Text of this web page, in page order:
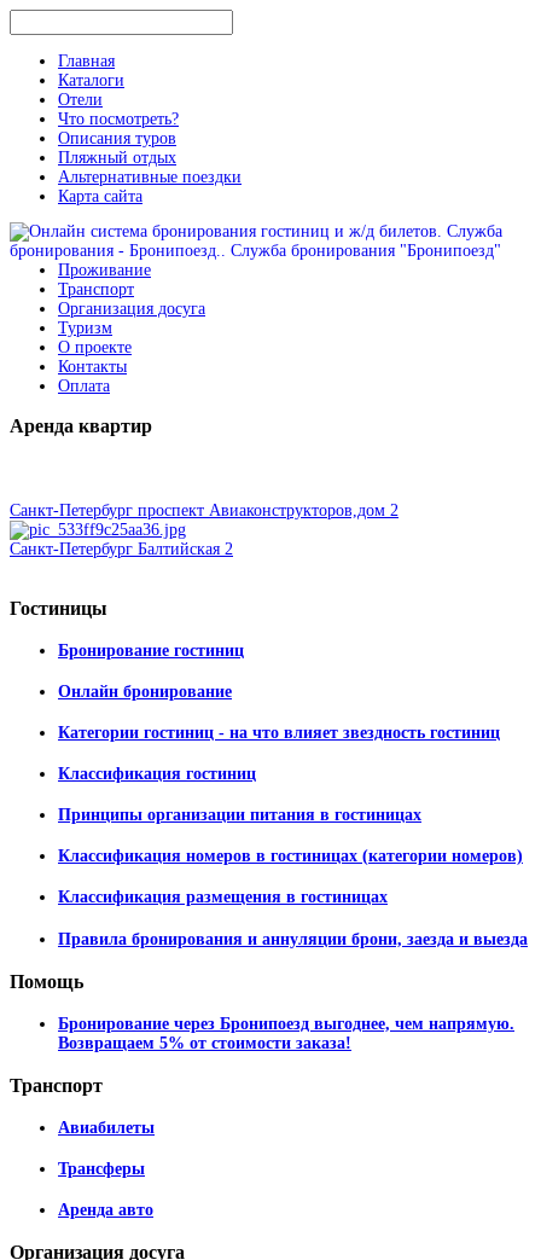
Главная
Каталоги
Отели
Что посмотреть?
Описания туров
Пляжный отдых
Альтернативные поездки
Карта сайта
Проживание
Транспорт
Организация досуга
Туризм
О проекте
Контакты
Оплата
Аренда квартир
Санкт-Петербург проспект Авиаконструкторов,дом 2
Санкт-Петербург Балтийская 2
Гостиницы
Бронирование гостиниц
Онлайн бронирование
Категории гостиниц - на что влияет звездность гостиниц
Классификация гостиниц
Принципы организации питания в гостиницах
Классификация номеров в гостиницах (категории номеров)
Классификация размещения в гостиницах
Правила бронирования и аннуляции брони, заезда и выезда
Помощь
Бронирование через Бронипоезд выгоднее, чем напрямую.
Возвращаем 5% от стоимости заказа!
Транспорт
Авиабилеты
Трансферы
Аренда авто
Организация досуга